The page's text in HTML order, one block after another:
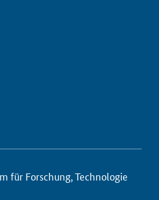
für ­For­schung, Tech­no­lo­gie